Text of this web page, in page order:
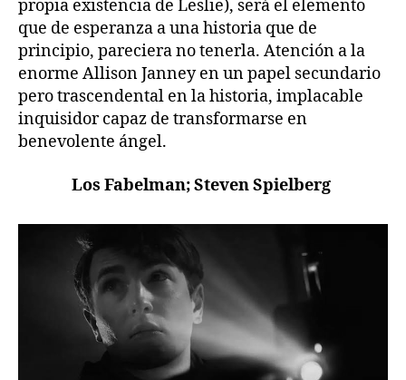
propia existencia de Leslie), será el elemento
que de esperanza a una historia que de
principio, pareciera no tenerla. Atención a la
enorme Allison Janney en un papel secundario
pero trascendental en la historia, implacable
inquisidor capaz de transformarse en
benevolente ángel.
Los Fabelman; Steven Spielberg